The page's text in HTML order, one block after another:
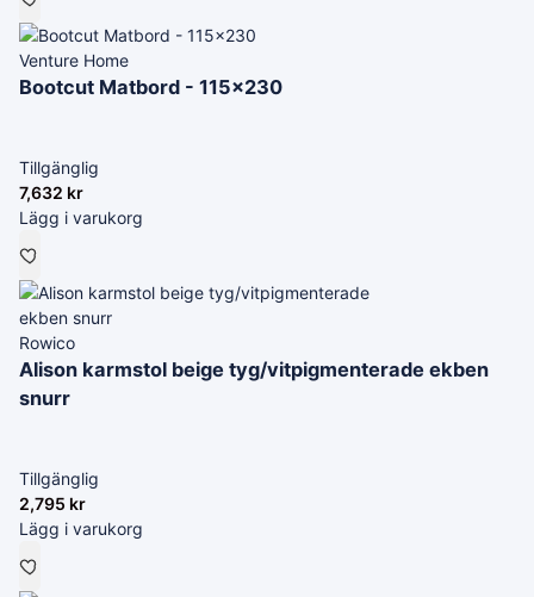
Venture Home
Bootcut Matbord - 115x230
Tillgänglig
7,632 kr
Lägg i varukorg
Rowico
Alison karmstol beige tyg/vitpigmenterade ekben
snurr
Tillgänglig
2,795 kr
Lägg i varukorg